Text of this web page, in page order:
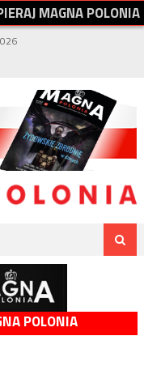
IERAJMAGNAPOLONIA
POLONIA